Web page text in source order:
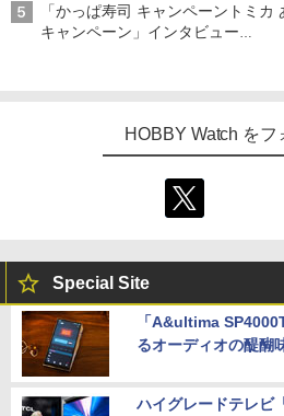
「かっぱ寿司 キャンペーントミ
キャンペーン」インタビュー
HOBBY Watch をフ
Special Site
「A&ultima
るオーディオの醍醐
ハイグレードテレビ